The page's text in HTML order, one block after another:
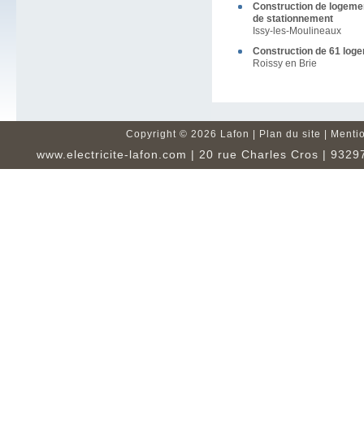
Construction de
de stationnement
Issy-les-Moulineaux
Construction de 61
Roissy en Brie
Copyright © 2026 Lafon | Plan du site
www.electricite-lafon.com | 20 rue Charles Cros |